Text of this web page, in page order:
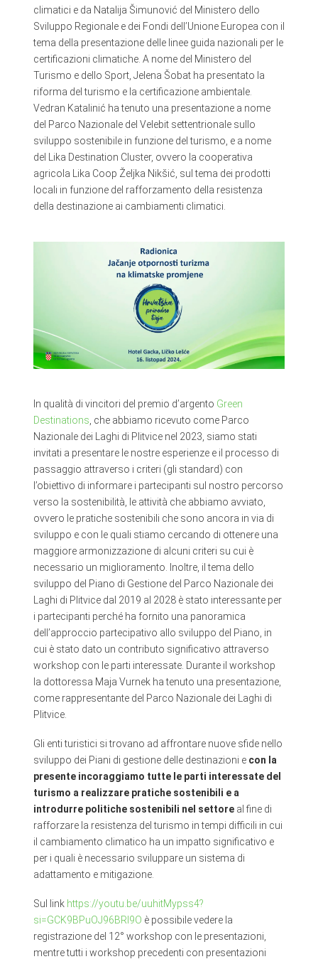
climatici e da Natalija Šimunović del Ministero dello
Sviluppo Regionale e dei Fondi dell’Unione Europea con il
tema della presentazione delle linee guida nazionali per le
certificazioni climatiche. A nome del Ministero del
Turismo e dello Sport, Jelena Šobat ha presentato la
riforma del turismo e la certificazione ambientale.
Vedran Katalinić ha tenuto una presentazione a nome
del Parco Nazionale del Velebit settentrionale sullo
sviluppo sostenibile in funzione del turismo, e a nome
del Lika Destination Cluster, ovvero la cooperativa
agricola Lika Coop Željka Nikšić, sul tema dei prodotti
locali in funzione del rafforzamento della resistenza
della destinazione ai cambiamenti climatici.
In qualità di vincitori del premio d’argento Green
Destinations , che abbiamo ricevuto come Parco
Nazionale dei Laghi di Plitvice nel 2023, siamo stati
invitati a presentare le nostre esperienze e il processo di
passaggio attraverso i criteri (gli standard) con
l’obiettivo di informare i partecipanti sul nostro percorso
verso la sostenibilità, le attività che abbiamo avviato,
ovvero le pratiche sostenibili che sono ancora in via di
sviluppo e con le quali stiamo cercando di ottenere una
maggiore armonizzazione di alcuni criteri su cui è
necessario un miglioramento. Inoltre, il tema dello
sviluppo del Piano di Gestione del Parco Nazionale dei
Laghi di Plitvice dal 2019 al 2028 è stato interessante per
i partecipanti perché ha fornito una panoramica
dell’approccio partecipativo allo sviluppo del Piano, in
cui è stato dato un contributo significativo attraverso
workshop con le parti interessate. Durante il workshop
la dottoressa Maja Vurnek ha tenuto una presentazione,
come rappresentante del Parco Nazionale dei Laghi di
Plitvice.
Gli enti turistici si trovano ad affrontare nuove sfide nello
sviluppo dei Piani di gestione delle destinazioni e con la
presente incoraggiamo tutte le parti interessate del
turismo a realizzare pratiche sostenibili e a
introdurre politiche sostenibili nel settoreal fine di
rafforzare la resistenza del turismo in tempi difficili in cui
il cambiamento climatico ha un impatto significativo e
per i quali è necessario sviluppare un sistema di
adattamento e mitigazione.
Sul link https://youtu.be/uuhitMypss4?
si=GCK9BPuOJ96BRl9O è possibile vedere la
registrazione del 12° workshop con le presentazioni,
mentre tutti i workshop precedenti con presentazioni